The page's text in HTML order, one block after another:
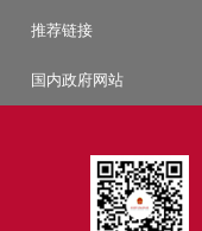
推荐链接
国内政府网站